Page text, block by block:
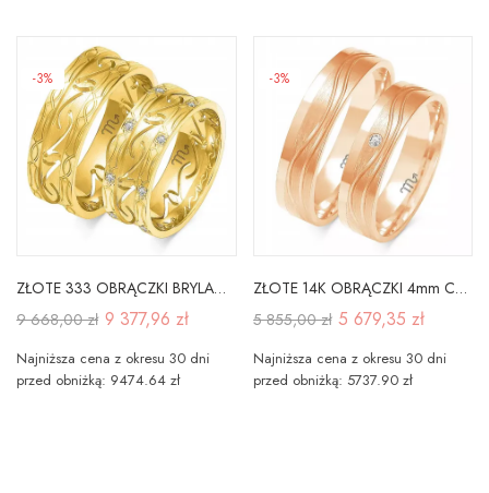
-3%
ZŁOTE 333 OBRĄCZKI BRYLANTY 7,5mm SOCZEWKA
9 668,00 zł 9 377,96 zł
Najniższa cena z okresu 30 dni
przed obniżką: 9474.64 zł
-3%
ZŁOTE 14K OBRĄCZKI 4mm CYRKONIA GRAWER A-223
5 855,00 zł 5 679,35 zł
Najniższa cena z okresu 30 dni
przed obniżką: 5737.90 zł